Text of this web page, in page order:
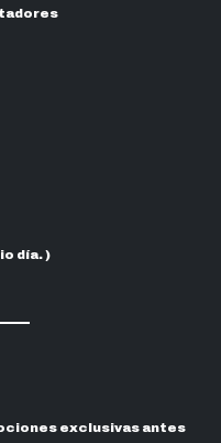
día. )
exclusivas antes